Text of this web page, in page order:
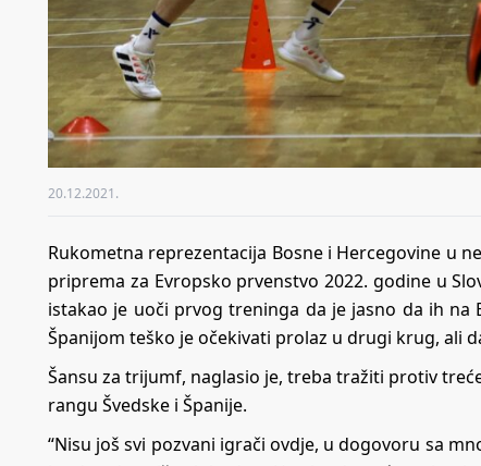
20.12.2021.
Rukometna reprezentacija Bosne i Hercegovine u
priprema za Evropsko prvenstvo 2022. godine u
istakao je uoči prvog treninga da je jasno da ih na
Španijom teško je očekivati prolaz u drugi krug, ali
Šansu za trijumf, naglasio je, treba tražiti protiv
rangu Švedske i Španije.
“Nisu još svi pozvani igrači ovdje, u dogovoru sa